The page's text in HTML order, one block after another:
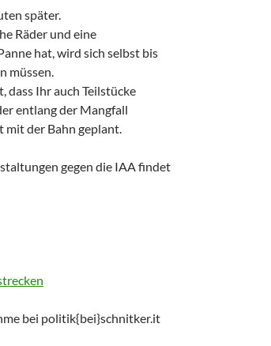
später.
Räder und eine
hat, wird sich selbst bis
müssen.
dass Ihr auch Teilstücke
entlang der Mangfall
mit der Bahn geplant.
gegen die IAA findet
bei politik{bei}schnitker.it